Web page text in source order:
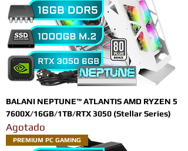
BALANI NEPTUNE™ ATLANTIS AMD RYZEN 5
7600X/16GB/1TB/RTX 3050 (Stellar Series)
Agotado
PREMIUM PC GAMING